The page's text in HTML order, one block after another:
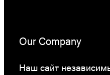
Our Company
Наш сайт